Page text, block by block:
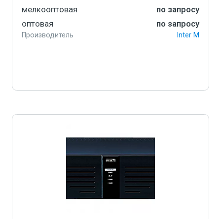
мелкооптовая
по запросу
оптовая
по запросу
Производитель Inter M